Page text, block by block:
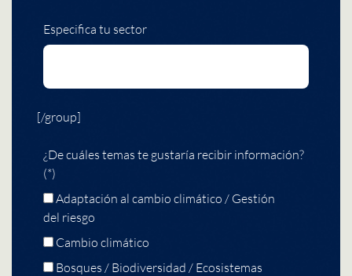
Especifica tu sector
[/group]
¿De cuáles temas te gustaría recibir información?
(*)
Adaptación al cambio climático / Gestión
del riesgo
Cambio climático
Bosques / Biodiversidad / Ecosistemas